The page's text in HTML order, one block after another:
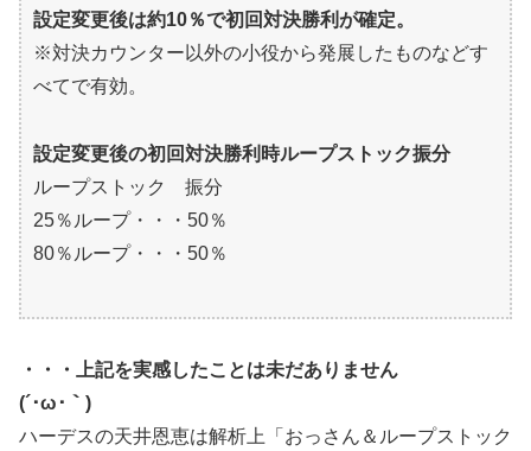
設定変更後は約10％で初回対決勝利が確定。
※対決カウンター以外の小役から発展したものなどす
べてで有効。
設定変更後の初回対決勝利時ループストック振分
ループストック 振分
25％ループ・・・50％
80％ループ・・・50％
・・・上記を実感したことは未だありません
(´･ω･｀)
ハーデスの天井恩恵は解析上「おっさん＆ループストック